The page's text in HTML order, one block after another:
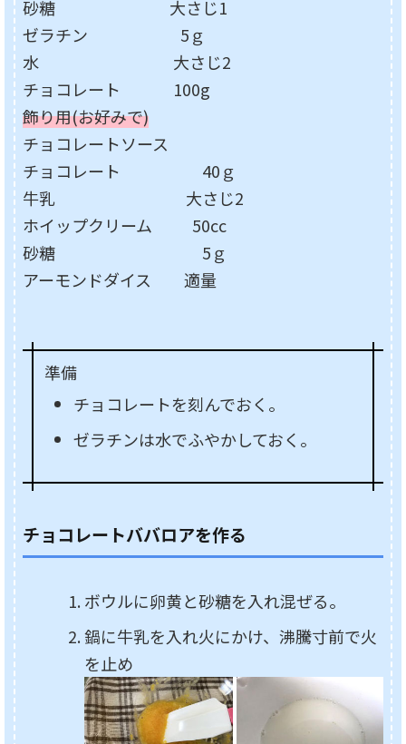
砂糖 大さじ1
ゼラチン 5ｇ
水 大さじ2
チョコレート 100g
飾り用(お好みで)
チョコレートソース
チョコレート 40ｇ
牛乳 大さじ2
ホイップクリーム 50cc
砂糖 5ｇ
アーモンドダイス 適量
準備
チョコレートを刻んでおく。
ゼラチンは水でふやかしておく。
チョコレートババロアを作る
ボウルに卵黄と砂糖を入れ混ぜる。
鍋に牛乳を入れ火にかけ、沸騰寸前で火
を止め